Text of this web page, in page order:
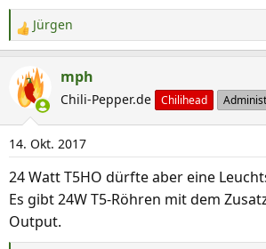
R
e
a
k
i
o
n
e
n
:
Jürgen
mph
Chili-Pepper.de Chilihead
14. Okt. 2017
24 Watt T5HO dürfte aber eine
Es gibt 24W T5-Röhren mit dem
Output.